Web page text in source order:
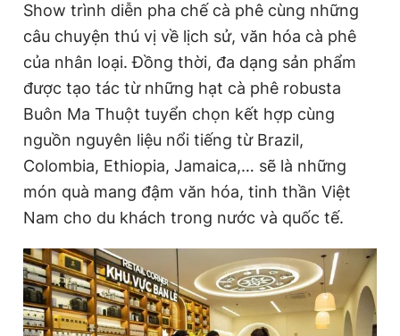
Show trình diễn pha chế cà phê cùng những
câu chuyện thú vị về lịch sử, văn hóa cà phê
của nhân loại. Đồng thời, đa dạng sản phẩm
được tạo tác từ những hạt cà phê robusta
Buôn Ma Thuột tuyển chọn kết hợp cùng
nguồn nguyên liệu nổi tiếng từ Brazil,
Colombia, Ethiopia, Jamaica,… sẽ là những
món quà mang đậm văn hóa, tinh thần Việt
Nam cho du khách trong nước và quốc tế.